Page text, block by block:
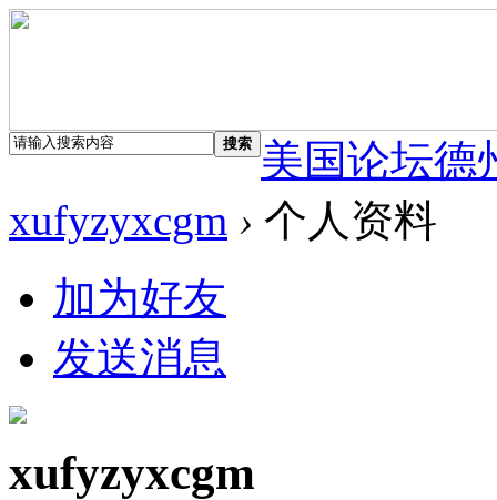
搜索
美国论坛德
xufyzyxcgm › 个人资料
加为好友
发送消息
xufyzyxcgm